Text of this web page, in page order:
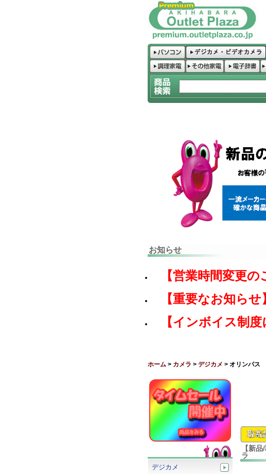
お知らせ
【営業時間変更の
【重要なお知ら
【インボイス制
ホーム > カメラ > デジカメ > オリンパス
【新
ラ
デジカメ